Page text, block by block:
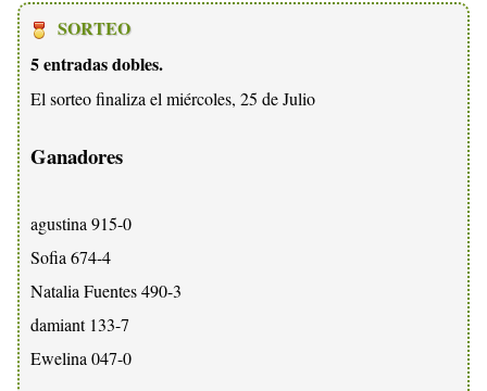
SORTEO
5 entradas dobles.
El sorteo finaliza el miércoles, 25 de Julio
Ganadores
agustina 915-0
Sofia 674-4
Natalia Fuentes 490-3
damiant 133-7
Ewelina 047-0